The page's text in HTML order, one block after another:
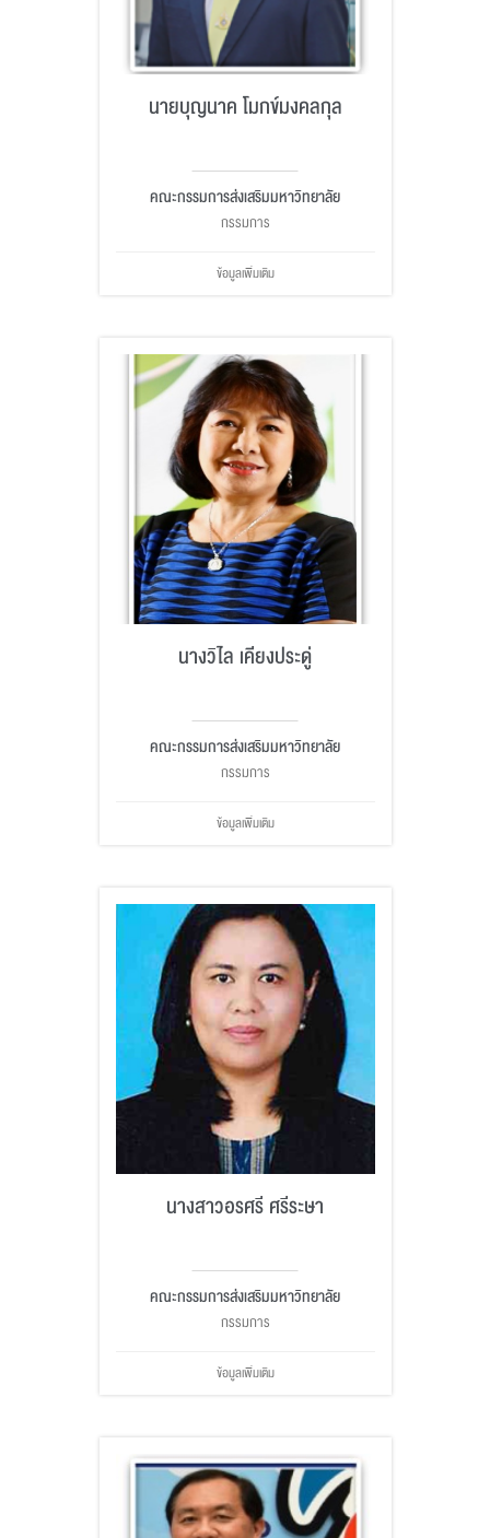
นายบุญนาค โมกข์มงคลกุล
คณะกรรมการส่งเสริมมหาวิทยาลัย
กรรมการ
ข้อมูลเพิ่มเติม
นางวิไล เคียงประดู่
คณะกรรมการส่งเสริมมหาวิทยาลัย
กรรมการ
ข้อมูลเพิ่มเติม
นางสาวอรศรี ศรีระษา
คณะกรรมการส่งเสริมมหาวิทยาลัย
กรรมการ
ข้อมูลเพิ่มเติม